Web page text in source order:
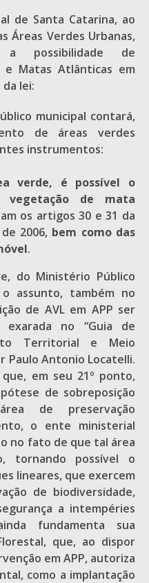
de Santa Catarina, ao
Áreas Verdes Urbanas,
a possibilidade de
e Matas Atlânticas em
lei:
municipal contará,
de áreas verdes
instrumentos:
verde, é possível o
vegetação de mata
os artigos 30 e 31 da
2006, bem como das
.
do Ministério Público
assunto, também no
de AVL em APP ser
no “Guia de
Territorial e Meio
Paulo Antonio Locatelli.
que, em seu 21º ponto,
de sobreposição
de preservação
o ente ministerial
no fato de que tal área
tornando possível o
lineares, que exercem
de biodiversidade,
a intempéries
fundamenta sua
que, ao dispor
em APP, autoriza
como a implantação